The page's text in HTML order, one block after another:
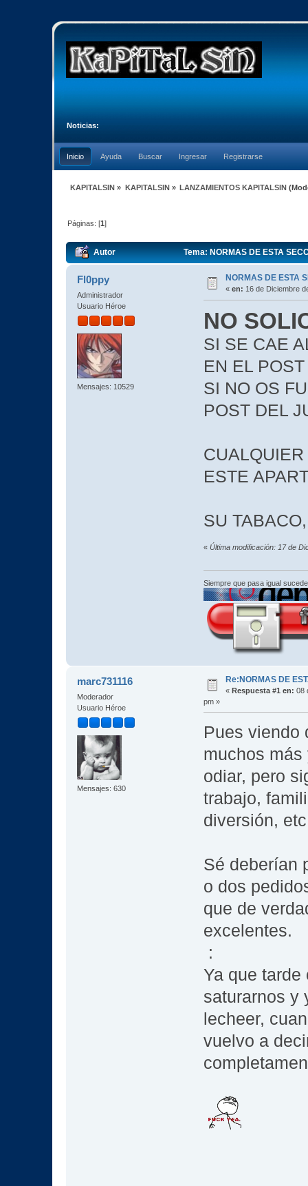
Noticias:
Inicio Ayuda Buscar Ingresar Registrarse
KAPITALSIN » KAPITALSIN» LANZAMIENTOS KAPITALSIN
Páginas: [1]
Autor Tema: NORMAS DE ESTA
Fl0ppy
Administrador
Usuario Héroe
Mensajes: 10529
NORMAS DE ESTA
« en: 16 de Diciembre
NO
SI SE CAE
EN EL
SI NO OS
POST DEL
ESTE
SU
« Última modificación: 17 de
Siempre que pasa igual
marc731116
Moderador
Usuario Héroe
Mensajes: 630
Re:NORMAS DE
« Respuesta #1 en: 08
pm »
Pues viendo
muchos
odiar, pero
trabajo,
diversión,
Sé deberían
o dos
que de
excelentes.
:
Ya que tarde
saturarnos y
lecheer,
vuelvo a